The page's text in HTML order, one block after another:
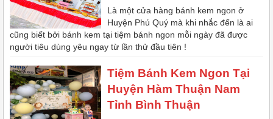
Là một cửa hàng bánh kem ngon ở
Huyện Phú Quý mà khi nhắc đến là ai
cũng biết bởi bánh kem tại tiệm bánh ngon mỗi ngày đã được
người tiêu dùng yêu ngay từ lần thử đầu tiên !
Tiệm Bánh Kem Ngon Tại
Huyện Hàm Thuận Nam
Tỉnh Bình Thuận